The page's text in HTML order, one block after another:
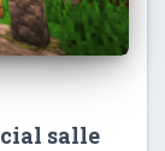
salle